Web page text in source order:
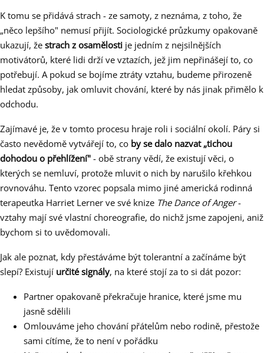
K tomu se přidává strach - ze samoty, z neznáma, z toho, že
„něco lepšího" nemusí přijít. Sociologické průzkumy opakovaně
ukazují, že strach z osamělosti je jedním z nejsilnějších
motivátorů, které lidi drží ve vztazích, jež jim nepřinášejí to, co
potřebují. A pokud se bojíme ztráty vztahu, budeme přirozeně
hledat způsoby, jak omluvit chování, které by nás jinak přimělo k
odchodu.
Zajímavé je, že v tomto procesu hraje roli i sociální okolí. Páry si
často nevědomě vytvářejí to, co by se dalo nazvat „tichou
dohodou o přehlížení" - obě strany vědí, že existují věci, o
kterých se nemluví, protože mluvit o nich by narušilo křehkou
rovnováhu. Tento vzorec popsala mimo jiné americká rodinná
terapeutka Harriet Lerner ve své knize The Dance of Anger-
vztahy mají své vlastní choreografie, do nichž jsme zapojeni, aniž
bychom si to uvědomovali.
Jak ale poznat, kdy přestáváme být tolerantní a začínáme být
slepí? Existují určité signály, na které stojí za to si dát pozor:
Partner opakovaně překračuje hranice, které jsme mu
jasně sdělili
Omlouváme jeho chování přátelům nebo rodině, přestože
sami cítíme, že to není v pořádku